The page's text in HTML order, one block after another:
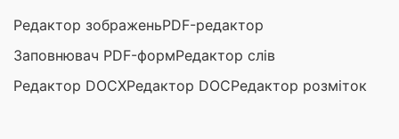
Редактор зображеньPDF-редактор
Заповнювач PDF-формРедактор слів
Редактор DOCXРедактор DOCРедактор розміток